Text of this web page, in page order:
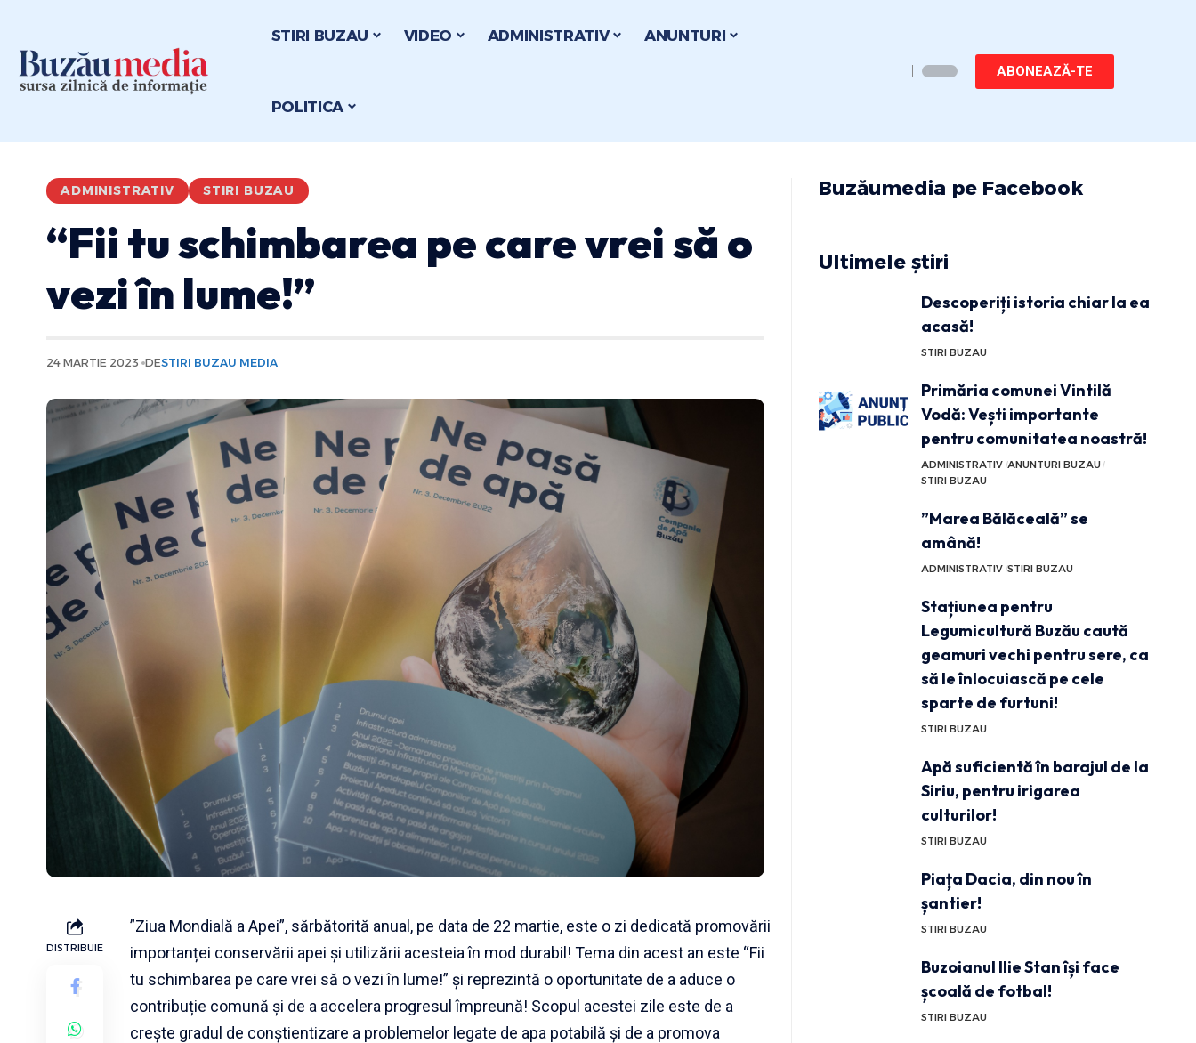
STIRI BUZAU VIDEO ADMINISTRATIV ANUNTURI
POLITICA
ABONEAZĂ-TE
ADMINISTRATIV STIRI BUZAU
“Fii tu schimbarea pe care vrei să o
vezi în lume!”
24 MARTIE 2023 DESTIRI BUZAU MEDIA
DISTRIBUIE
”Ziua Mondială a Apei”, sărbătorită anual, pe data de 22 martie, este o zi dedicată promovării
importanței conservării apei și utilizării acesteia în mod durabil! Tema din acest an este “Fii
tu schimbarea pe care vrei să o vezi în lume!” și reprezintă o oportunitate de a aduce o
contribuție comună și de a accelera progresul împreună! Scopul acestei zile este de a
crește gradul de conștientizare a problemelor legate de apa potabilă și de a promova
Buzăumedia pe Facebook
Ultimele știri
Descoperiți istoria chiar la ea
acasă!
STIRI BUZAU
Primăria comunei Vintilă
Vodă: Vești importante
pentru comunitatea noastră!
ADMINISTRATIV ANUNTURI BUZAU
STIRI BUZAU
”Marea Bălăceală” se
amână!
ADMINISTRATIV STIRI BUZAU
Stațiunea pentru
Legumicultură Buzău caută
geamuri vechi pentru sere, ca
să le înlocuiască pe cele
sparte de furtuni!
STIRI BUZAU
Apă suficientă în barajul de la
Siriu, pentru irigarea
culturilor!
STIRI BUZAU
Piața Dacia, din nou în
șantier!
STIRI BUZAU
Buzoianul Ilie Stan își face
școală de fotbal!
STIRI BUZAU